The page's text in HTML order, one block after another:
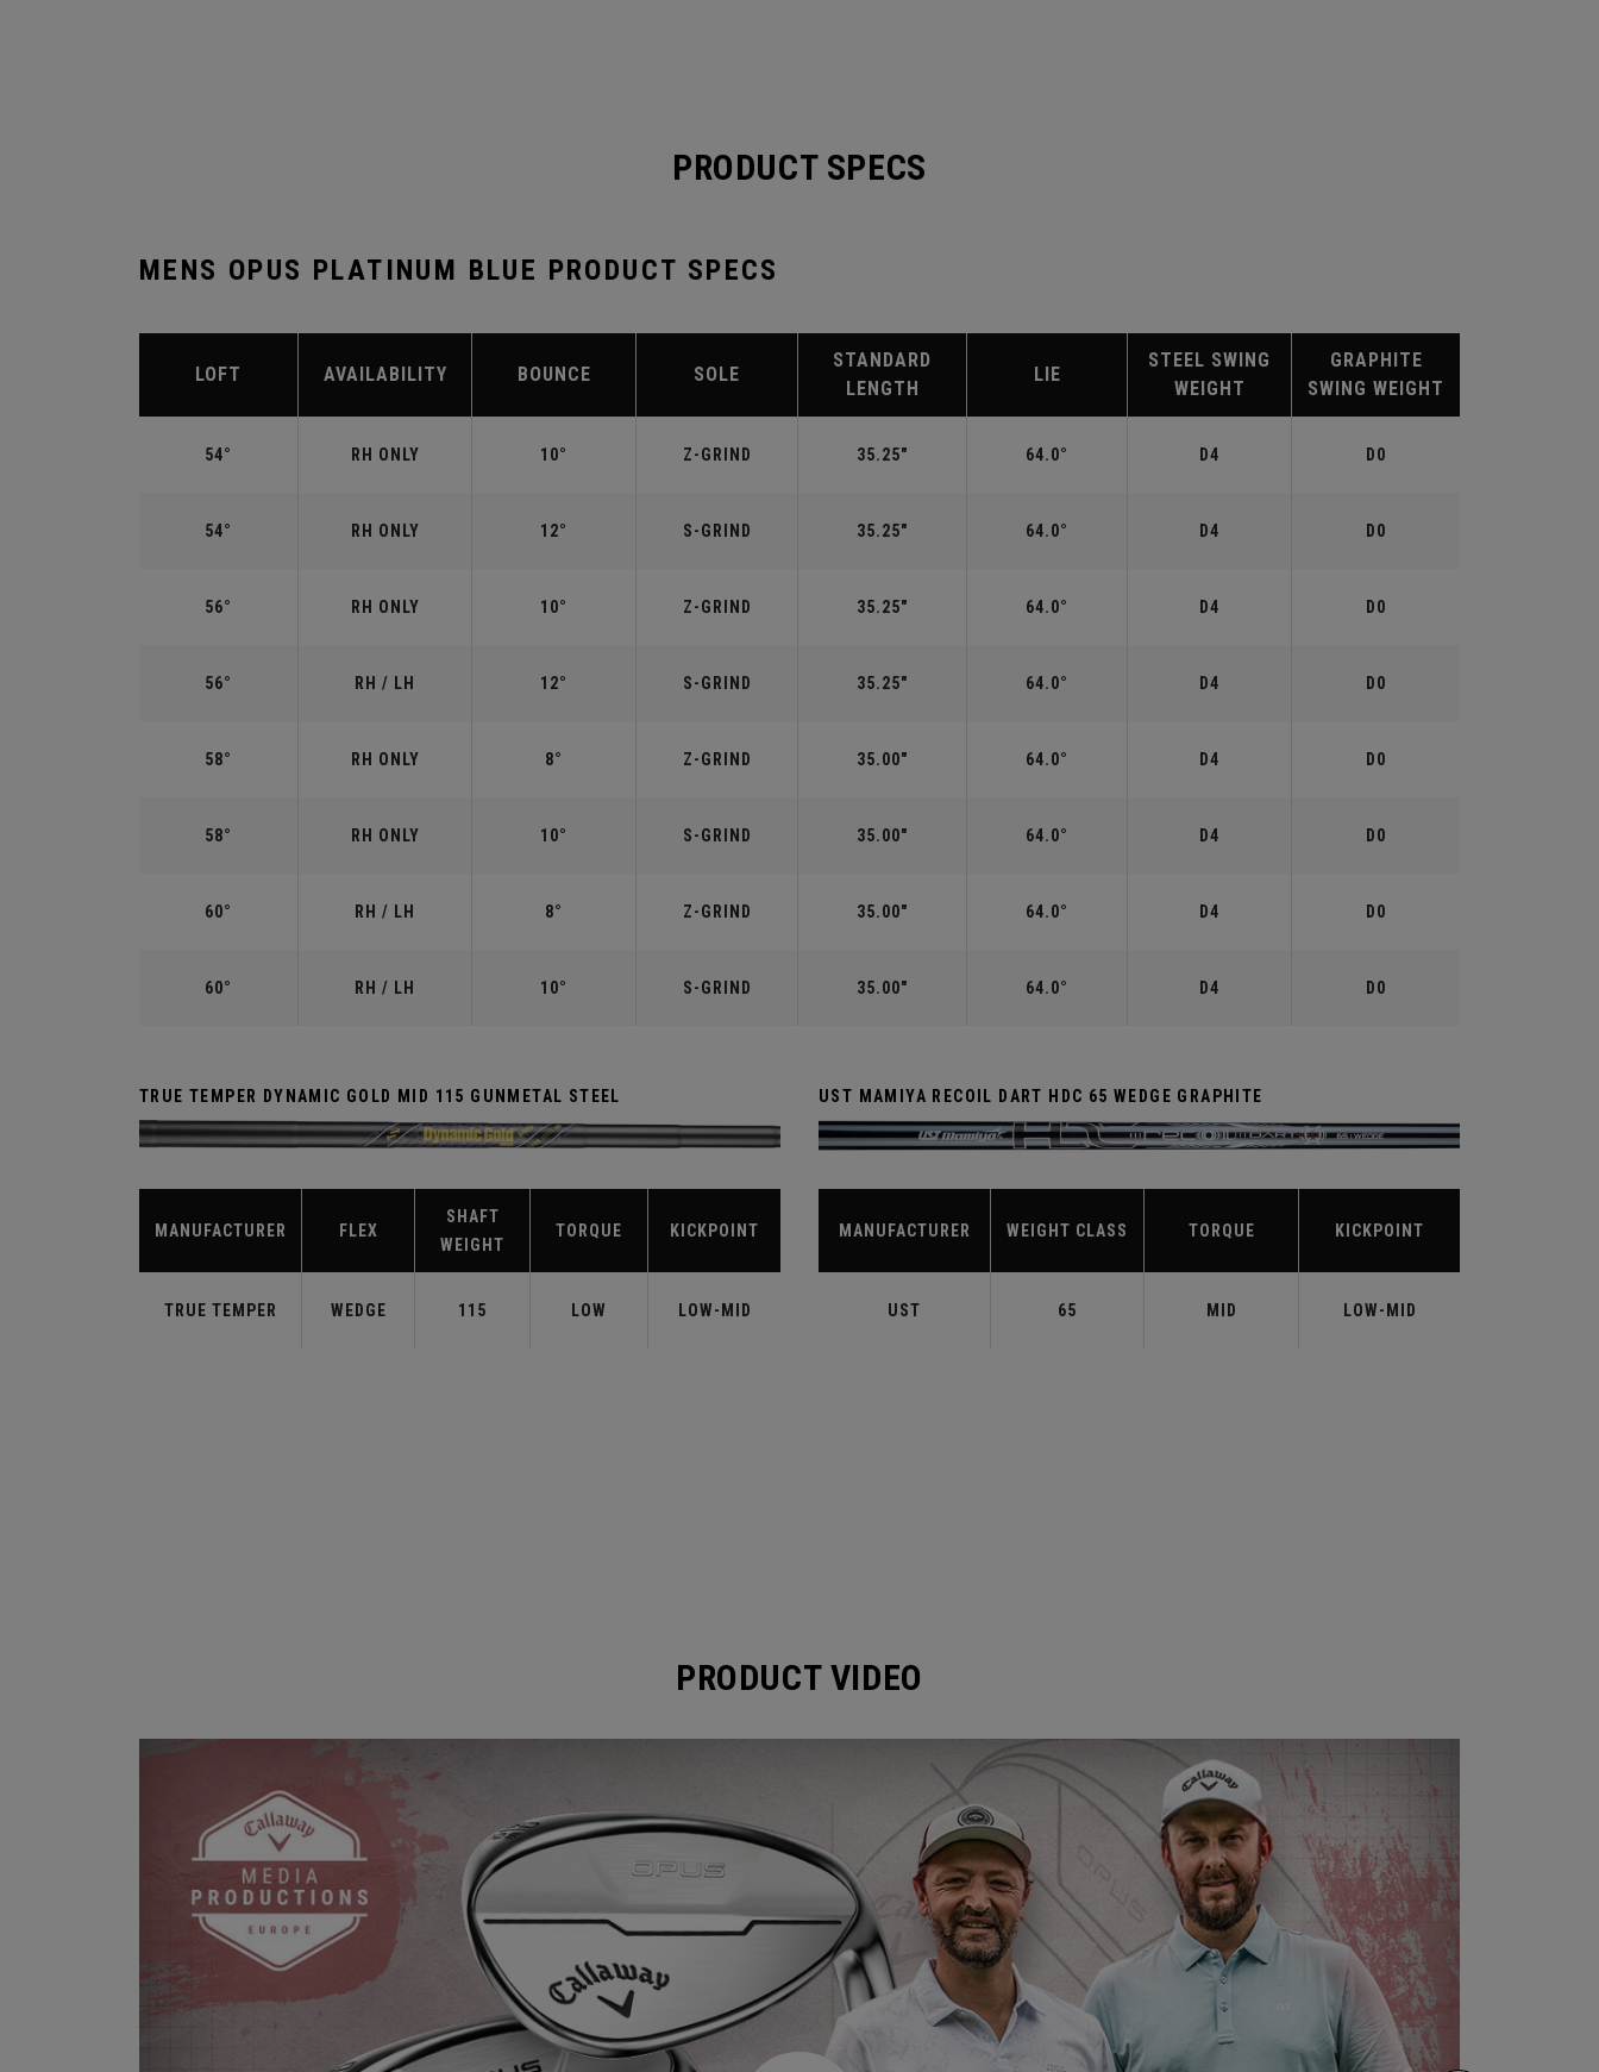
PRODUCT SPECS
MENS OPUS PLATINUM BLUE PRODUCT SPECS
LOFT AVAILABILITY BOUNCE SOLE
STANDARD
LENGTH
LIE
STEEL SWING
WEIGHT
GRAPHITE
SWING WEIGHT
54° RH ONLY 10° Z-GRIND 35.25" 64.0° D4 D0
54° RH ONLY 12° S-GRIND 35.25" 64.0° D4 D0
56° RH ONLY 10° Z-GRIND 35.25" 64.0° D4 D0
56° RH / LH 12° S-GRIND 35.25" 64.0° D4 D0
58° RH ONLY 8° Z-GRIND 35.00" 64.0° D4 D0
58° RH ONLY 10° S-GRIND 35.00" 64.0° D4 D0
60° RH / LH 8° Z-GRIND 35.00" 64.0° D4 D0
60° RH / LH 10° S-GRIND 35.00" 64.0° D4 D0
TRUE TEMPER DYNAMIC GOLD MID 115 GUNMETAL STEEL
MANUFACTURER FLEX
SHAFT
WEIGHT
TORQUE KICKPOINT
TRUE TEMPER WEDGE 115 LOW LOW-MID
UST MAMIYA RECOIL DART HDC 65 WEDGE GRAPHITE
MANUFACTURER WEIGHT CLASS TORQUE KICKPOINT
UST 65 MID LOW-MID
PRODUCT VIDEO